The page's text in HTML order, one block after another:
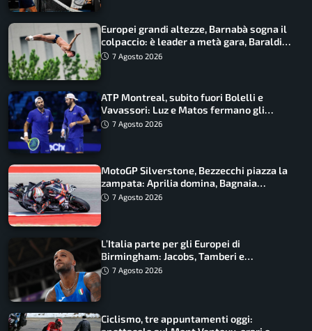
Europei grandi altezze, Barnabà sogna il
colpaccio: è leader a metà gara, Baraldi
ancora in corsa
7 Agosto 2026
ATP Montreal, subito fuori Bolelli e
Vavassori: Luz e Matos fermano gli
azzurri
7 Agosto 2026
MotoGP Silverstone, Bezzecchi piazza la
zampata: Aprilia domina, Bagnaia
costretto al Q1
7 Agosto 2026
L’Italia parte per gli Europei di
Birmingham: Jacobs, Tamberi e
Battocletti guidano una spedizione
7 Agosto 2026
Ciclismo, tre appuntamenti oggi: